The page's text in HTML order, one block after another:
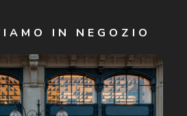
confermo di avere più di 16 anni e
miei Dati Personali da parte di
per l'invio di offerte speciali, novità
di carattere pubblicitario (consultare
per ulteriori informazioni).
IN NEGOZIO